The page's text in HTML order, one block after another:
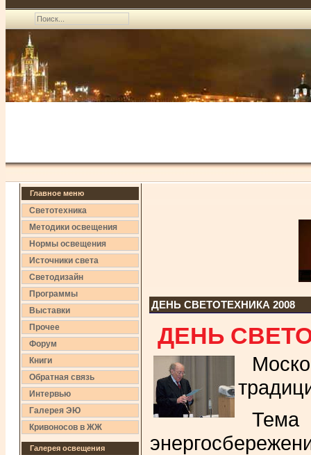
Главное меню
Светотехника
Методики освещения
Нормы освещения
Источники света
Светодизайн
Программы
Выставки
Прочее
Форум
Книги
Обратная связь
Интервью
Галерея ЭЮ
Кривоносов в ЖЖ
Галерея освещения
ДЕНЬ СВЕТОТЕХНИКА 2008
ДЕНЬ